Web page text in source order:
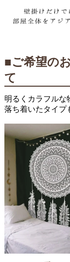
■ご希望の
て
明るくカラフルな
落ち着いたタイプ